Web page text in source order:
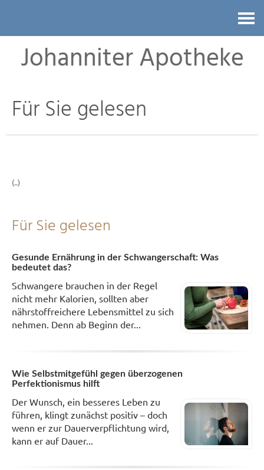
Johanniter Apotheke
Für Sie gelesen
(..)
Für Sie gelesen
Gesunde Ernährung in der Schwangerschaft: Was
bedeutet das?
Schwangere brauchen in der Regel
nicht mehr Kalorien, sollten aber
nährstoffreichere Lebensmittel zu sich
nehmen. Denn ab Beginn der...
Wie Selbstmitgefühl gegen überzogenen
Perfektionismus hilft
Der Wunsch, ein besseres Leben zu
führen, klingt zunächst positiv – doch
wenn er zur Dauerverpflichtung wird,
kann er auf Dauer...